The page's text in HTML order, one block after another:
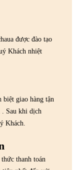
được đào tạo
Khách nhiệt
biệt giao hàng tận
. Sau khi dịch
Khách.
thanh toán